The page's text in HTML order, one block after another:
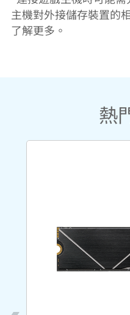
主機對外接儲存裝置的
了解更多。
熱